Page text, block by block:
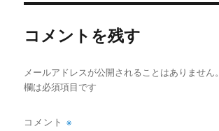
コメントを残す
メールアドレスが公開されることはありません。
欄は必須項目です
コメント※